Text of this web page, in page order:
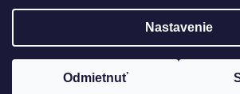
Nastavenie
Odmietnuť
|Realizoval
Copyright 2026
.